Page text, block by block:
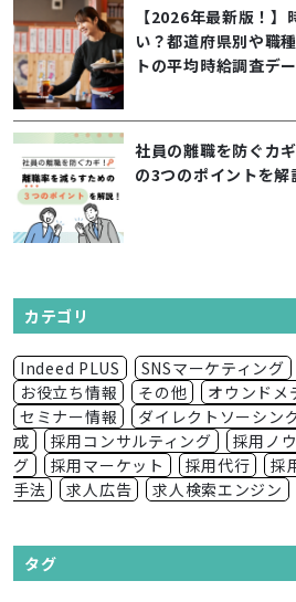
【2026年最新版！】
い？都道府県別や職
トの平均時給調査デ
社員の離職を防ぐカ
の3つのポイントを解
カテゴリ
Indeed PLUS SNSマーケティング
お役立ち情報
その他
オウンドメ
セミナー情報
ダイレクトソーシン
成
採用コンサルティング 採用ノ
グ
採用マーケット 採用代行 採
手法
求人広告 求人検索エンジン
タグ